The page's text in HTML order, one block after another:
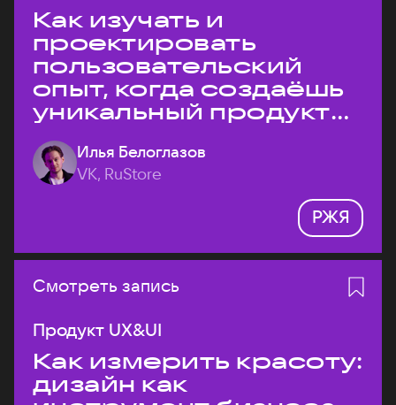
Как изучать и
проектировать
пользовательский
опыт, когда создаёшь
уникальный продукт
на рынке?
Илья Белоглазов
VK, RuStore
РЖЯ
Смотреть запись
Продукт UX&UI
Как измерить красоту:
дизайн как